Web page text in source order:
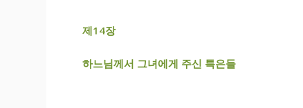
제14장
하느님께서 그녀에게 주신 특은들